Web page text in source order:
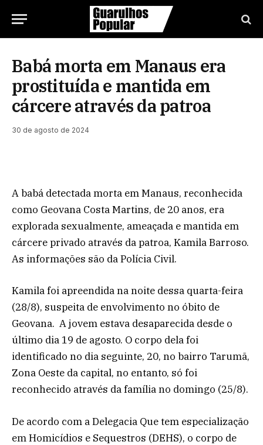
Babá morta em Manaus era
prostituída e mantida em
cárcere através da patroa
30 de agosto de 2024
A babá detectada morta em Manaus, reconhecida
como Geovana Costa Martins, de 20 anos, era
explorada sexualmente, ameaçada e mantida em
cárcere privado através da patroa, Kamila Barroso.
As informações são da Polícia Civil.
Kamila foi apreendida na noite dessa quarta-feira
(28/8), suspeita de envolvimento no óbito de
Geovana. A jovem estava desaparecida desde o
último dia 19 de agosto. O corpo dela foi
identificado no dia seguinte, 20, no bairro Tarumã,
Zona Oeste da capital, no entanto, só foi
reconhecido através da família no domingo (25/8).
De acordo com a Delegacia Que tem especialização
em Homicídios e Sequestros (DEHS), o corpo de